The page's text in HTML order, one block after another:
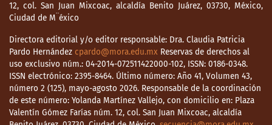
12, col. San Juan Mixcoac, alcaldía Benito Juárez, 03730, México,
Ciudad de M¨éxico
Directora editorial y/o editor responsable: Dra. Claudia Patricia
Pardo Hernández cpardo@mora.edu.mx Reservas de derechos al
uso exclusivo núm.: 04-2014-072511422000-102, ISSN: 0186-0348.
ISSN electrónico: 2395-8464. Último número: Año 41, Volumen 43,
número 2 (125), mayo-agosto 2026. Responsable de la coordinación
de este número: Yolanda Martínez Vallejo, con domicilio en: Plaza
Valentín Gómez Farías núm. 12, col. San Juan Mixcoac, alcaldía